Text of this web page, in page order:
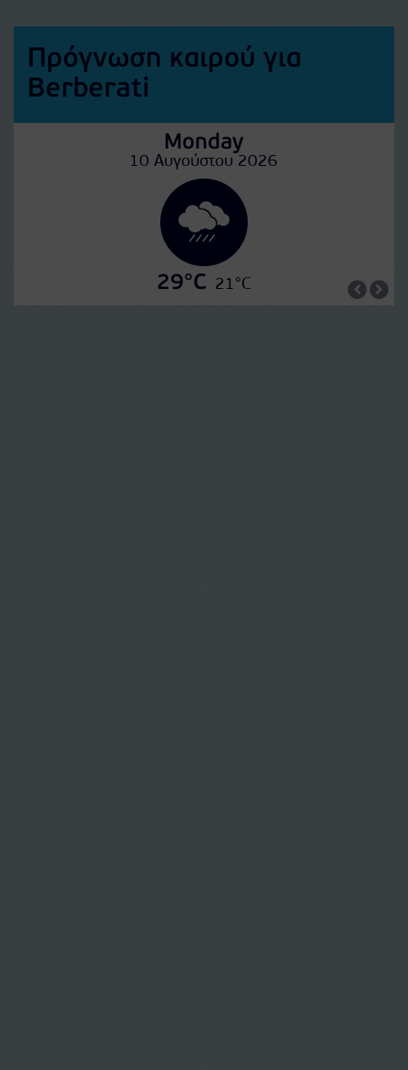
Πρόγνωση καιρού για
Berberati
Monday
10 Αυγούστου 2026
29°C 21°C